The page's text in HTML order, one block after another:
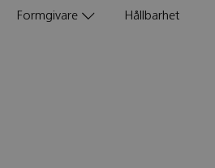
Formgivare Hållbarhet